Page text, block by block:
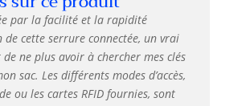
l'APP [Mot de
passe à long terme
et mot de passe
intelligente prend
en charge 10 mots
par la facilité et la rapidité
de cette serrure connectée, un vrai
ne plus avoir à chercher mes clés
sac. Les différents modes d’accès,
ou les cartes RFID fournies, sont